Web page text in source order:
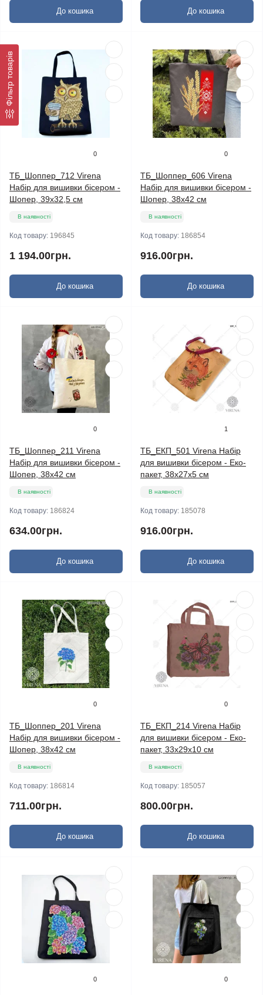
Фільтр товарів
До кошика До кошика
0
ТБ_Шоппер_712 Virena
Набір для вишивки бісером -
Шопер, 39x32,5 см
В наявності
Код товару: 196845
1 194.00грн.
До кошика
0
ТБ_Шоппер_606 Virena
Набір для вишивки бісером -
Шопер, 38х42 см
В наявності
Код товару: 186854
916.00грн.
До кошика
0
ТБ_Шоппер_211 Virena
Набір для вишивки бісером -
Шопер, 38х42 см
В наявності
Код товару: 186824
634.00грн.
До кошика
1
ТБ_ЕКП_501 Virena Набір
для вишивки бісером - Еко-
пакет, 38х27х5 см
В наявності
Код товару: 185078
916.00грн.
До кошика
0
ТБ_Шоппер_201 Virena
Набір для вишивки бісером -
Шопер, 38х42 см
В наявності
Код товару: 186814
711.00грн.
До кошика
0
ТБ_ЕКП_214 Virena Набір
для вишивки бісером - Еко-
пакет, 33х29х10 см
В наявності
Код товару: 185057
800.00грн.
До кошика
0 0